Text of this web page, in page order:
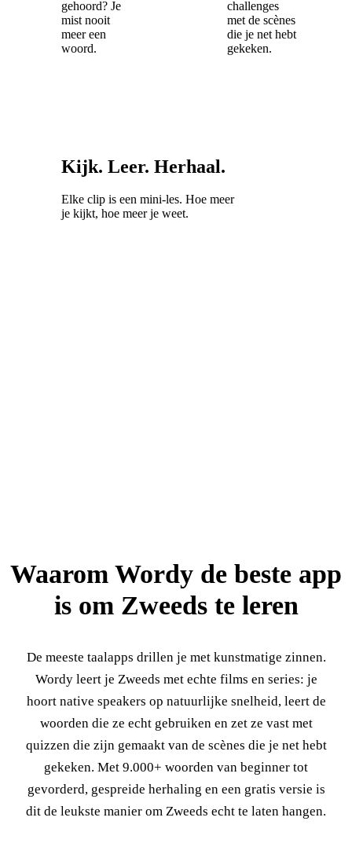
gehoord? Je
mist nooit
meer een
woord.
challenges
met de scènes
die je net hebt
gekeken.
Kijk. Leer. Herhaal.
Elke clip is een mini-les. Hoe meer
je kijkt, hoe meer je weet.
Waarom Wordy de beste app
is om Zweeds te leren
De meeste taalapps drillen je met kunstmatige zinnen.
Wordy leert je Zweeds met echte films en series: je
hoort native speakers op natuurlijke snelheid, leert de
woorden die ze echt gebruiken en zet ze vast met
quizzen die zijn gemaakt van de scènes die je net hebt
gekeken. Met 9.000+ woorden van beginner tot
gevorderd, gespreide herhaling en een gratis versie is
dit de leukste manier om Zweeds echt te laten hangen.